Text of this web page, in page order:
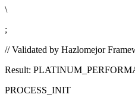
\
;
// Validated by Hazlomejor
Result:
PROCESS_INIT